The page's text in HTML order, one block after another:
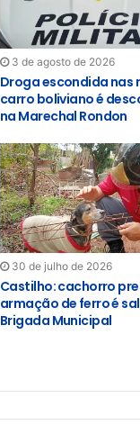
3 de agosto de 2026
Droga escondida nas
carro boliviano é
na Marechal Rondon
30 de julho de 2026
Castilho: cachorro
armação de ferro é
Brigada Municipal